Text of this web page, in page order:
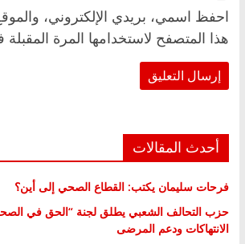
احفظ اسمي، بريدي الإلكتروني،
هذا المتصفح لاستخدامها المرة
أحدث المقالات
فرحات سليمان يكتب: القطاع الصحي إلى أين؟
حزب التحالف الشعبي يطلق لجنة “الحق في
الانتهاكات ودعم المرضى